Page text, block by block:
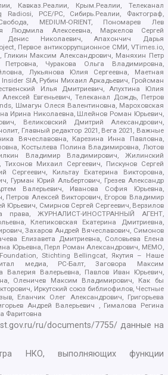
Кавказ.Реалии, Крым.Реалии, Телеканал
PCE/PC, Сибирь.Реалии, Фактограф,
MEDIUM-ORIENT, Пономарев Лев
Людмила Алексеевна, Маркелов Сергей
Денис Николаевич, Апахончич Дарья
Первое антикоррупционное СМИ, VTimes.io,
Гликин Максим Александрович, Маняхин Петр
Чуракова Ольга Владимировна,
Лукьянова Юлия Сергеевна, Маетная
Insider SIA, Рубин Михаил Аркадьевич, Гройсман
Илья Дмитриевич, Апухтина Юлия
Евгеньевич, Телеканал Дождь, Петров
Шмагун Олеся Валентиновна, Мароховская
Ирина Николаевна, Шлейнов Роман Юрьевич,
Великовский Дмитрий Александрович,
Главный редактор 2021, Вега 2021, Важные
Вячеславовна, Карезина Инна Павловна,
Костылева Полина Владимировна, Лютов
Владимир Владимирович, Жилинский
Михаил Сергеевич, Пискунов Сергей
Сергеевич, Кильтау Екатерина Викторовна,
Гурман Юрий Альбертович, Грезев Александр
Валерьевич, Иванова София Юрьевна,
Петров Алексей Викторович, Егоров Владимир
Юрьевич, Смирнов Сергей Сергеевич, Верзилов
права, ЖУРНАЛИСТ-ИНОСТРАННЫЙ АГЕНТ,
Клепиковская Екатерина Дмитриевна,
Захаров Андрей Вячеславович, Симонов
Елизавета Дмитриевна, Соловьева Елена
Юрьевна, Перл Роман Александрович, МЕМО,
Stichting Bellingcat, Якутия – Наше
медиа, РС-Балт, Заговора Максим
Валерия Валерьевна, Павлов Иван Юрьевич,
Оленичев Максим Владимирович, Как бы
Иркутский союз библиофилов, Честные
Еланчик Олег Александрович, Григорьева
Андрей Валерьевич , Гималова Регина
Фаритовна
ru/documents/7755/ данные на
НКО, выполняющих функции